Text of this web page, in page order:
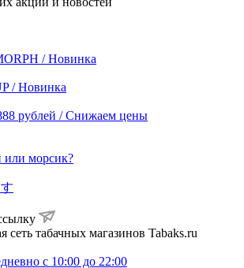
/ Новинка
/ Новинка
рублей / Снижаем цены
или морсик?
сеть табачных магазинов Tabaks.ru
с 10:00 до 22:00